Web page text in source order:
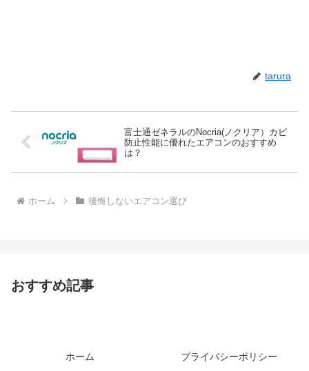
tarura
富士通ゼネラルのNocria(ノクリア）カビ
防止性能に優れたエアコンのおすすめ
は？
ホーム 後悔しないエアコン選び
おすすめ記事
ホーム プライバシーポリシー